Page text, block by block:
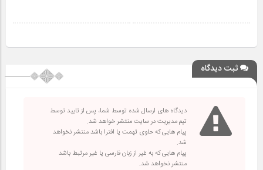
ثبت دیدگاه
دیدگاه های ارسال شده توسط شما، پس از تایید توسط
تیم مدیریت در سایت منتشر خواهد شد.
پیام هایی که حاوی تهمت یا افترا باشد منتشر نخواهد
شد.
پیام هایی که به غیر از زبان فارسی یا غیر مرتبط باشد
منتشر نخواهد شد.